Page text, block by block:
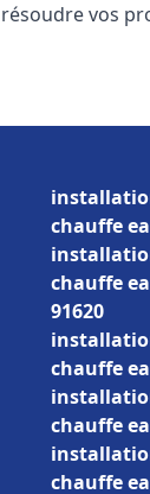
vos
chauffe
chauffe
91620
chauffe
chauffe
chauffe